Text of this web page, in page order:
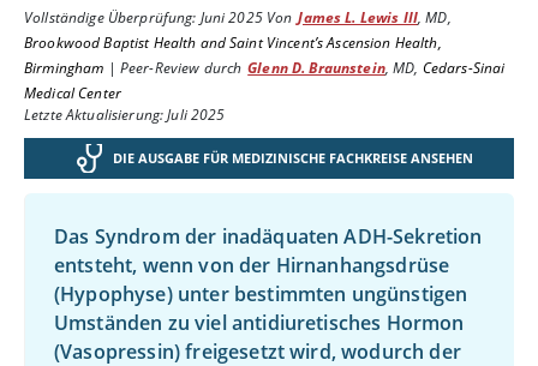
Vollständige Überprüfung: Juni 2025Von James L. Lewis III,MD,
Brookwood Baptist Health and Saint Vincent’s Ascension Health,
Birmingham | Peer-Review durch Glenn D. Braunstein,MD, Cedars-Sinai
Medical Center
Letzte Aktualisierung: Juli 2025
DIE AUSGABE FÜR MEDIZINISCHE FACHKREISE ANSEHEN
Das Syndrom der inadäquaten ADH-Sekretion
entsteht, wenn von der Hirnanhangsdrüse
(Hypophyse) unter bestimmten ungünstigen
Umständen zu viel antidiuretisches Hormon
(Vasopressin) freigesetzt wird, wodurch der